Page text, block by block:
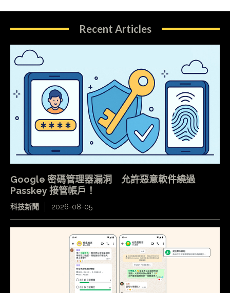
Recent Articles
Google 密碼管理器漏洞 允許惡意軟件繞過
Passkey 接管帳戶！
科技新聞 2026-08-05